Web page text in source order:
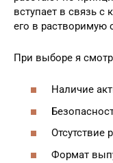
вступает в связь с
его в растворимую
При выборе я
Наличие
Отсутствие
Формат